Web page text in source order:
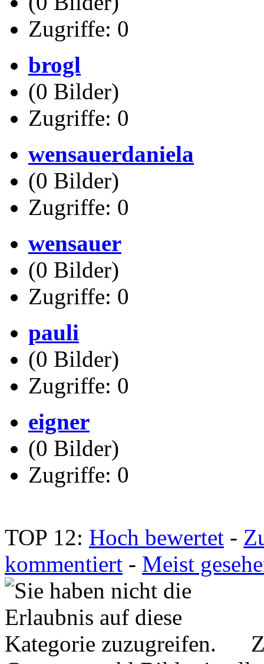
Zugriffe: 0
brogl
(0 Bilder)
Zugriffe: 0
wensauerdaniela
(0 Bilder)
Zugriffe: 0
wensauer
(0 Bilder)
Zugriffe: 0
pauli
(0 Bilder)
Zugriffe: 0
eigner
(0 Bilder)
Zugriffe: 0
TOP 12: Hoch bewertet -
kommentiert - Meist